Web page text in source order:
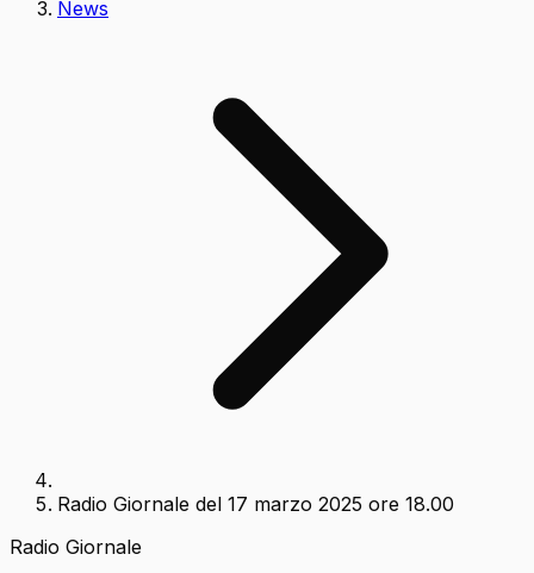
News
Radio Giornale del 17 marzo 2025 ore 18.00
Radio Giornale